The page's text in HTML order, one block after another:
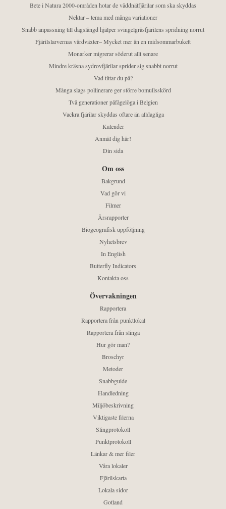
Bete i Natura 2000-områden hotar de väddnätfjärilar som ska skyddas
Nektar – tema med många variationer
Snabb anpassning till dagslängd hjälper svingelgräsfjärilens spridning norrut
Fjärilslarvernas värdväxter– Mycket mer än en midsommarbukett
Monarker migrerar söderut allt senare
Mindre kräsna sydrovfjärilar sprider sig snabbt norrut
Vad tittar du på?
Många slags pollinerare ger större bomullsskörd
Två generationer påfågelöga i Belgien
Vackra fjärilar skyddas oftare än alldagliga
Kalender
Anmäl dig här!
Din sida
Om oss
Bakgrund
Vad gör vi
Filmer
Årsrapporter
Biogeografisk uppföljning
Nyhetsbrev
In English
Butterfly Indicators
Kontakta oss
Övervakningen
Rapportera
Rapportera från punktlokal
Rapportera från slinga
Hur gör man?
Broschyr
Metoder
Snabbguide
Handledning
Miljöbeskrivning
Viktigaste filerna
Slingprotokoll
Punktprotokoll
Länkar & mer filer
Våra lokaler
Fjärilskarta
Lokala sidor
Gotland